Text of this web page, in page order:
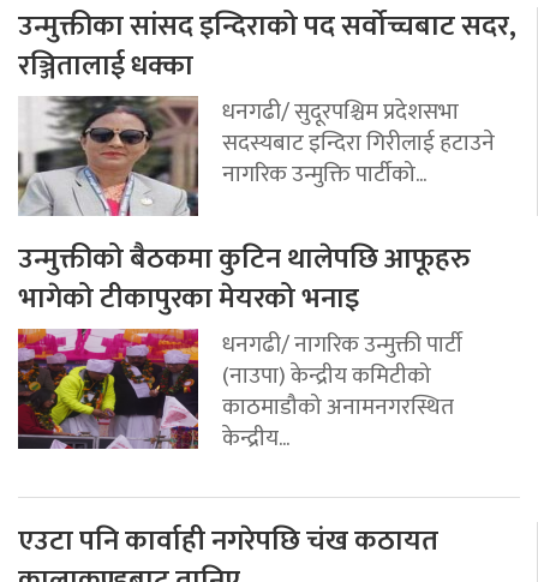
उन्मुक्तीका सांसद इन्दिराको पद सर्वोच्चबाट सदर,
रञ्जितालाई धक्का
धनगढी/ सुदूरपश्चिम प्रदेशसभा
सदस्यबाट इन्दिरा गिरीलाई हटाउने
नागरिक उन्मुक्ति पार्टीको...
उन्मुक्तीको बैठकमा कुटिन थालेपछि आफूहरु
भागेको टीकापुरका मेयरको भनाइ
धनगढी/ नागरिक उन्मुक्ती पार्टी
(नाउपा) केन्द्रीय कमिटीको
काठमाडौको अनामनगरस्थित
केन्द्रीय...
एउटा पनि कार्वाही नगरेपछि चंख कठायत